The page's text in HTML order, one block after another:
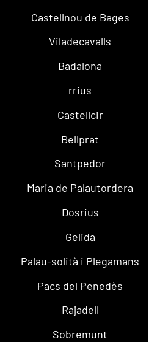
Castellnou de Bages
Viladecavalls
Badalona
rrius
Castellcir
Bellprat
Santpedor
Maria de Palautordera
Dosrius
Gelida
Palau-solità i Plegamans
Pacs del Penedès
Rajadell
Sobremunt